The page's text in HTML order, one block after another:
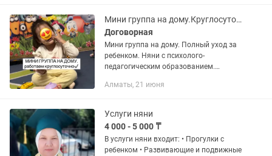
Мини группа на дому.Круглосуточно
Договорная
Мини группа на дому. Полный уход за
ребенком. Няни с психолого-
педагогическим образованием.
детьми. Частный дом- свой двор, все
Алматы, 21 июня
Услуги няни
4 000 - 5 000 ₸
В услуги няни входит: • Прогулки с
ребенком • Развивающие и подвижные